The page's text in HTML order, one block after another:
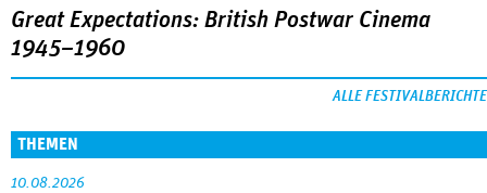
Great Expectations: British Postwar Cinema
1945–1960
ALLE FESTIVALBERICHTE
THEMEN
10.08.2026